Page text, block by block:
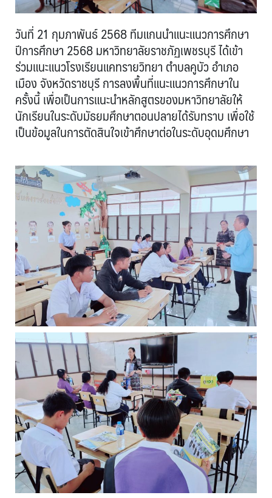
วันที่ 21 กุมภาพันธ์ 2568 ทีมแกนนำแนะแนวการศึกษา
ปีการศึกษา 2568 มหาวิทยาลัยราชภัฏเพชรบุรี ได้เข้า
ร่วมแนะแนวโรงเรียนแคทรายวิทยา ตำบลคูบัว อำเภอ
เมือง จังหวัดราชบุรี การลงพื้นที่แนะแนวการศึกษาใน
ครั้งนี้ เพื่อเป็นการแนะนำหลักสูตรของมหาวิทยาลัยให้
นักเรียนในระดับมัธยมศึกษาตอนปลายได้รับทราบ เพื่อใช้
เป็นข้อมูลในการตัดสินใจเข้าศึกษาต่อในระดับอุดมศึกษา